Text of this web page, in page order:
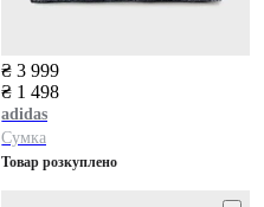
₴ 3 999
₴ 1 498
adidas
Сумка
Товар розкуплено